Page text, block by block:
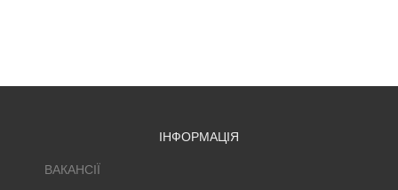
ІНФОРМАЦІЯ
ВАКАНСІЇ